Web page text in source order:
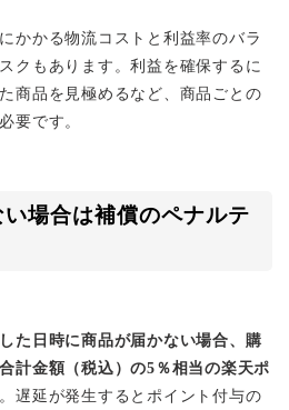
かかる物流コストと利益率のバラ
クもあります。利益を確保するに
商品を見極めるなど、商品ごとの
要です。
場合は補償のペナルテ
た日時に商品が届かない場合、購
計金額（税込）の5％相当の楽天ポ
遅延が発生するとポイント付与の